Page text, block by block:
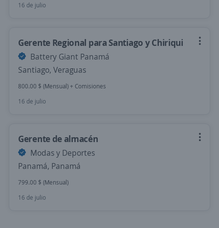
16 de julio
Gerente Regional para Santiago y Chiriqui
Battery Giant Panamá
Santiago, Veraguas
800.00 $ (Mensual) + Comisiones
16 de julio
Gerente de almacén
Modas y Deportes
Panamá, Panamá
799.00 $ (Mensual)
16 de julio